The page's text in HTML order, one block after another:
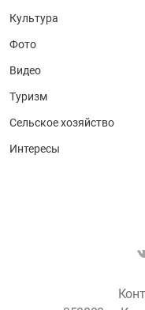
Культура
Фото
Видео
Туризм
Сельское хозяйство
Интересы